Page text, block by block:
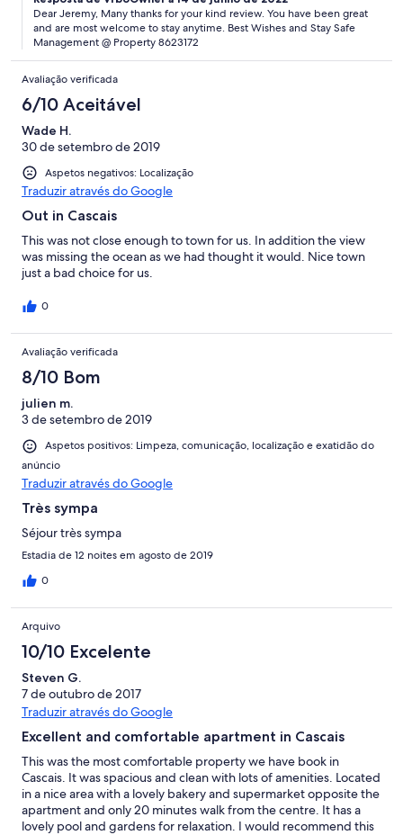
Dear Jeremy, Many thanks for your kind review. You have been great
and are most welcome to stay anytime. Best Wishes and Stay Safe
Management @ Property 8623172
Avaliação verificada
6/10 Aceitável
Wade H.
30 de setembro de 2019
Aspetos negativos: Localização
Traduzir através do Google
Out in Cascais
This was not close enough to town for us. In addition the view
was missing the ocean as we had thought it would. Nice town
just a bad choice for us.
0
Avaliação verificada
8/10 Bom
julien m.
3 de setembro de 2019
Aspetos positivos: Limpeza, comunicação, localização e exatidão do
anúncio
Traduzir através do Google
Très sympa
Séjour très sympa
Estadia de 12 noites em agosto de 2019
0
Arquivo
10/10 Excelente
Steven G.
7 de outubro de 2017
Traduzir através do Google
Excellent and comfortable apartment in Cascais
This was the most comfortable property we have book in
Cascais. It was spacious and clean with lots of amenities. Located
in a nice area with a lovely bakery and supermarket opposite the
apartment and only 20 minutes walk from the centre. It has a
lovely pool and gardens for relaxation. I would recommend this